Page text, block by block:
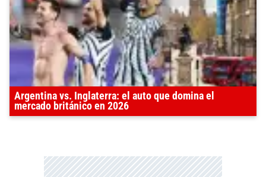
Argentina vs. Inglaterra: el auto que domina el
mercado británico en 2026